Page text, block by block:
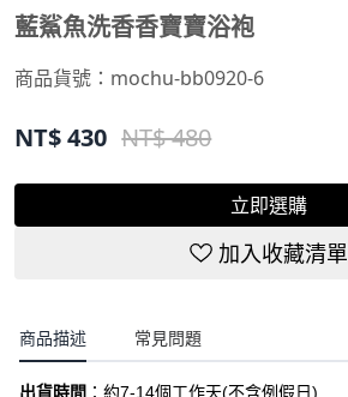
藍鯊魚洗香香寶寶浴袍
商品貨號： mochu-bb0920-6
NT$430 NT$ 480
立即選購
加入收藏清單
商品描述 常見問題
出貨時間 ：約7-14個工作天(不含例假日)